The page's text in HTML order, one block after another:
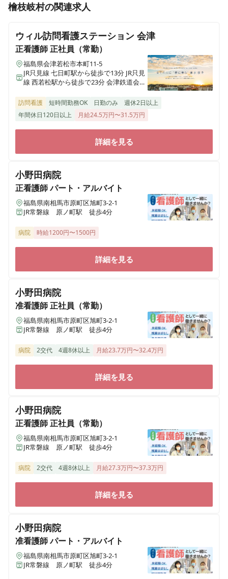
檜枝岐村の関連求人
ウィル訪問看護ステーション 会津
正看護師正社員（常勤）
福島県会津若松市本町11-5
JR只見線 七日町駅から徒歩で13分 JR只見
線 西若松駅から徒歩で23分 会津鉄道会津
訪問看護 短時間勤務OK 日勤のみ
週休2日以上
年間休日120日以上
月給24.5万円〜31.5万円
詳細を見る
小野田病院
正看護師パート・アルバイト
福島県南相馬市原町区旭町3-2-1
JR常磐線 原ノ町駅 徒歩4分
病院 時給1200円〜1500円
詳細を見る
小野田病院
准看護師正社員（常勤）
福島県南相馬市原町区旭町3-2-1
JR常磐線 原ノ町駅 徒歩4分
病院 2交代 4週8休以上 月給23.7万円〜32.4万円
詳細を見る
小野田病院
正看護師正社員（常勤）
福島県南相馬市原町区旭町3-2-1
JR常磐線 原ノ町駅 徒歩4分
病院 2交代 4週8休以上 月給27.3万円〜37.3万円
詳細を見る
小野田病院
准看護師パート・アルバイト
福島県南相馬市原町区旭町3-2-1
JR常磐線 原ノ町駅 徒歩4分